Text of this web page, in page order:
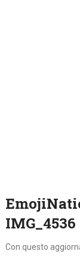
IMG_4536
Con questo